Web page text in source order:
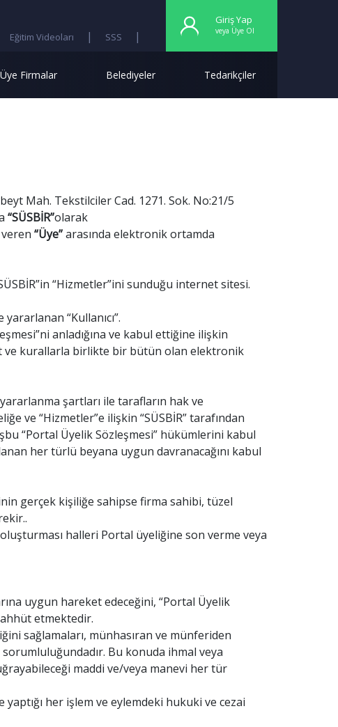
Eğitim Videoları | SSS |
Giriş Yap
veya Üye Ol
Firmalar Belediyeler Tedarikçiler
Mah. Tekstilciler Cad. 1271. Sok. No:21/5
“SÜSBİR”olarak
“Üye”arasında elektronik ortamda
“Hizmetler”ini sunduğu internet sitesi.
“Kullanıcı”.
anladığına ve kabul ettiğine ilişkin
ve kurallarla birlikte bir bütün olan elektronik
şartları ile tarafların hak ve
ve “Hizmetler”e ilişkin “SÜSBİR” tarafından
“Portal Üyelik Sözleşmesi” hükümlerini kabul
her türlü beyana uygun davranacağını kabul
gerçek kişiliğe sahipse firma sahibi, tüzel
halleri Portal üyeliğine son verme veya
uygun hareket edeceğini, “Portal Üyelik
etmektedir.
sağlamaları, münhasıran ve münferiden
Bu konuda ihmal veya
maddi ve/veya manevi her tür
her işlem ve eylemdeki hukuki ve cezai